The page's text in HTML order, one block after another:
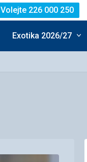
Volejte 226 000 250
Exotika 2026/27